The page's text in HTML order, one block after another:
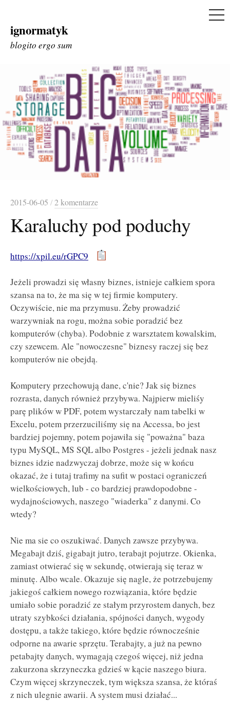
Skip
to
ignormatyk
blogito ergo sum
2015-06-05 /2 komentarze
Karaluchy pod poduchy
https://xpil.eu/rGPC9
Jeżeli prowadzi się własny biznes, istnieje całkiem spora
szansa na to, że ma się w tej firmie komputery.
Oczywiście, nie ma przymusu. Żeby prowadzić
warzywniak na rogu, można sobie poradzić bez
komputerów (chyba). Podobnie z warsztatem kowalskim,
czy szewcem. Ale "nowoczesne" biznesy raczej się bez
komputerów nie obejdą.
Komputery przechowują dane, c'nie? Jak się biznes
rozrasta, danych również przybywa. Najpierw mieliśy
parę plików w PDF, potem wystarczały nam tabelki w
Excelu, potem przerzuciliśmy się na Accessa, bo jest
bardziej pojemny, potem pojawiła się "poważna" baza
typu MySQL, MS SQL albo Postgres - jeżeli jednak nasz
biznes idzie nadzwyczaj dobrze, może się w końcu
okazać, że i tutaj trafimy na sufit w postaci ograniczeń
wielkościowych, lub - co bardziej prawdopodobne -
wydajnościowych, naszego "wiaderka" z danymi. Co
wtedy?
Nie ma sie co oszukiwać. Danych zawsze przybywa.
Megabajt dziś, gigabajt jutro, terabajt pojutrze. Okienka,
zamiast otwierać się w sekundę, otwierają się teraz w
minutę. Albo wcale. Okazuje się nagle, że potrzebujemy
jakiegoś całkiem nowego rozwiązania, które będzie
umiało sobie poradzić ze stałym przyrostem danych, bez
utraty szybkości działania, spójności danych, wygody
dostępu, a także takiego, które będzie równocześnie
odporne na awarie sprzętu. Terabajty, a już na pewno
petabajty danych, wymagają czegoś więcej, niż jedna
zakurzona skrzyneczka gdzieś w kącie naszego biura.
Czym więcej skrzyneczek, tym większa szansa, że któraś
z nich ulegnie awarii. A system musi działać...